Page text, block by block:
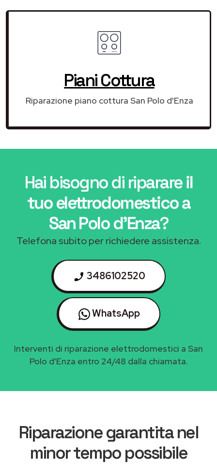
Piani Cottura
Riparazione piano cottura San Polo d'Enza
Hai bisogno di riparareil
tuo elettrodomestico a
San Polo d'Enza?
Telefona subito per richiedere assistenza.
3486102520
WhatsApp
Interventi di riparazione elettrodomestici a San
Polo d'Enza entro 24/48 dalla chiamata.
Riparazione garantita nel
minor tempo possibile